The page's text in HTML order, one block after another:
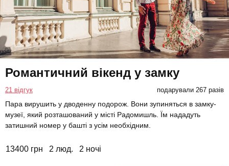
Романтичний вікенд у замку
21 відгук подарували 267 разів
Пара вирушить у дводенну подорож. Вони зупиняться в замку-
музеї, який розташований у місті Радомишль. Їм нададуть
затишний номер у башті з усім необхідним.
13400 грн 2 люд. 2 ночі